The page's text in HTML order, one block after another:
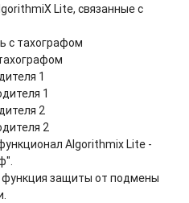
Lite, связанные с
с тахографом
1
1
2
2
Algorithmix Lite -
защиты от подмены